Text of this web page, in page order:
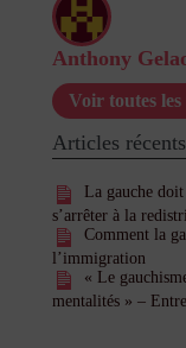
Anthony
Voir toutes
Articles récents
La gauche
s’arrêter à la
Comment la
l’immigration
« Le
mentalités » –